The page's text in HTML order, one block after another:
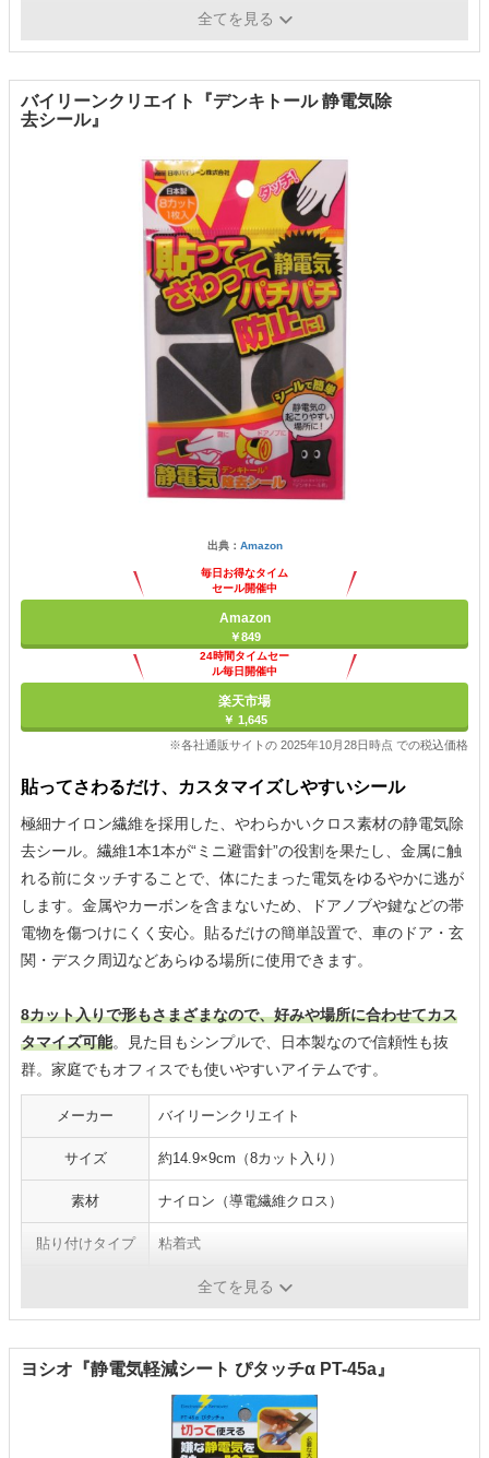
玄関ドア・車のドア・金属製家具・壁面
全てを見る
バイリーンクリエイト『デンキトール 静電気除
去シール』
出典： Amazon
毎日お得なタイム
セール開催中
Amazon
￥849
24時間タイムセー
ル毎日開催中
楽天市場
￥ 1,645
※各社通販サイトの 2025年10月28日時点 での税込価格
貼ってさわるだけ、カスタマイズしやすいシール
極細ナイロン繊維を採用した、やわらかいクロス素材の静電気除
去シール。繊維1本1本が“ミニ避雷針”の役割を果たし、金属に触
れる前にタッチすることで、体にたまった電気をゆるやかに逃が
します。金属やカーボンを含まないため、ドアノブや鍵などの帯
電物を傷つけにくく安心。貼るだけの簡単設置で、車のドア・玄
関・デスク周辺などあらゆる場所に使用できます。
8カット入りで形もさまざまなので、好みや場所に合わせてカス
タマイズ可能。見た目もシンプルで、日本製なので信頼性も抜
群。家庭でもオフィスでも使いやすいアイテムです。
メーカー バイリーンクリエイト
サイズ 約14.9×9cm（8カット入り）
素材 ナイロン（導電繊維クロス）
貼り付けタイプ 粘着式
ドアノブ・鍵・車内・デスクまわり
全てを見る
ヨシオ『静電気軽減シート ぴタッチα PT-45a』